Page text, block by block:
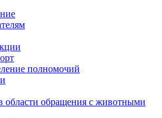
полномочий
области обращения с животными